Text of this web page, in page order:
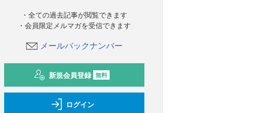
・全ての過去記事が閲覧できます
・会員限定メルマガを受信できます
メールバックナンバー
新規会員登録 無料
ログイン